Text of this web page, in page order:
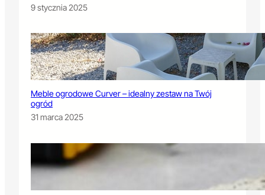
9 stycznia 2025
Meble ogrodowe Curver – idealny zestaw na Twój
ogród
31 marca 2025